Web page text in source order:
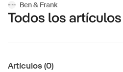
Ben & Frank
Todos los artículos
Artículos (0)